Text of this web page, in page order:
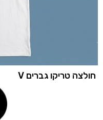
חולצה טריקו גברים V